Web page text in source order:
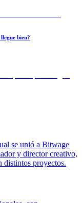
bien?
se unió a Bitwage
y director creativo,
distintos proyectos.